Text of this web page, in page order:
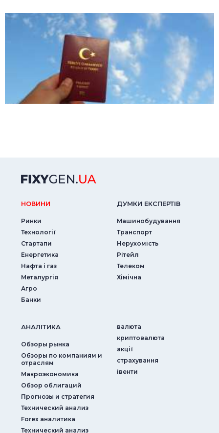
НОВИНИ
Ринки
Технології
Стартапи
Енергетика
Нафта і газ
Металургія
Агро
Банки
ДУМКИ ЕКСПЕРТIВ
Машинобудування
Транспорт
Нерухомість
Рітейл
Телеком
Хімічна
АНАЛIТИКА
Обзоры рынка
Обзоры по компаниям и
отраслям
Макроэкономика
Обзор облигаций
Прогнозы и стратегия
Технический анализ
Forex аналитика
Технический анализ
валюта
криптовалюта
акції
страхування
iвенти